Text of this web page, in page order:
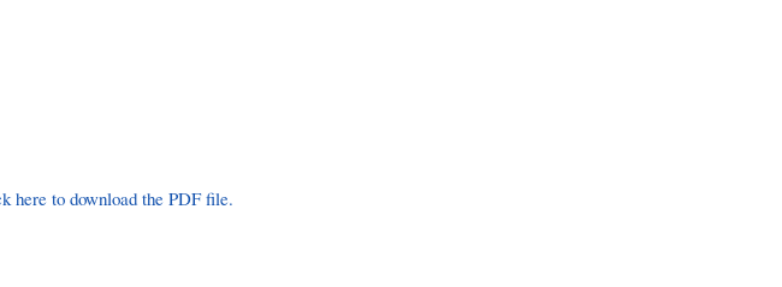
here to download the PDF file.